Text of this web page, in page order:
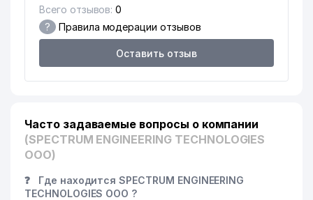
Всего отзывов: 0
? Правила модерации отзывов
Оставить отзыв
Часто задаваемые вопросы о компании
(SPECTRUM ENGINEERING TECHNOLOGIES
ООО)
❓
Где находится SPECTRUM ENGINEERING
TECHNOLOGIES ООО ?